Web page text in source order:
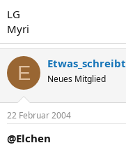
LG
Myri
E Etwas_schreibt
Neues Mitglied
22 Februar 2004
@Elchen